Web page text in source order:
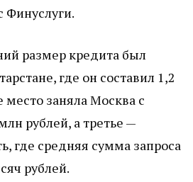
Финуслуги.
размер кредита был
где он составил 1,2
место заняла Москва с
рублей, а третье —
где средняя сумма запроса
рублей.